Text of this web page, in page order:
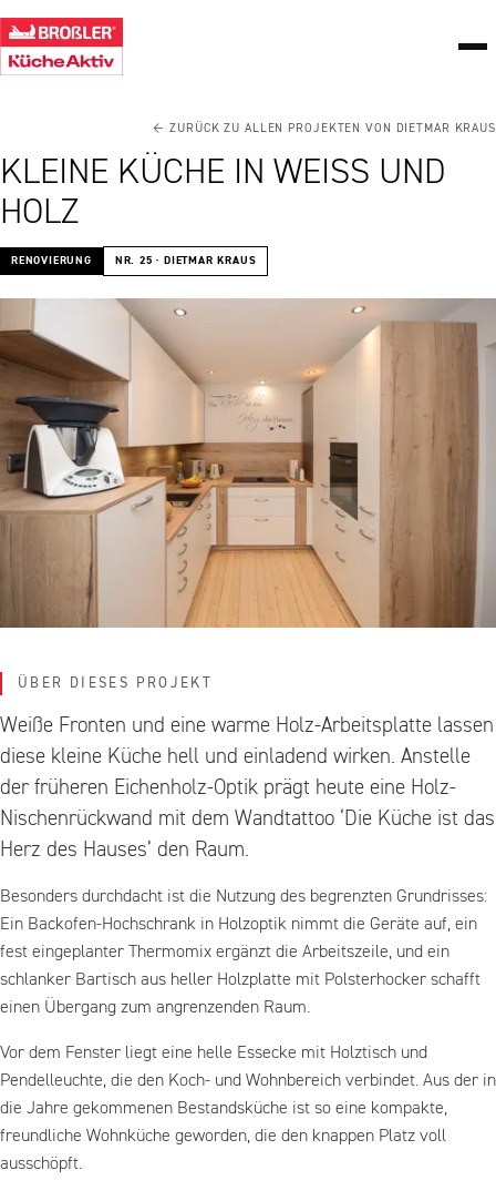
← ZURÜCK ZU ALLEN PROJEKTEN VON DIETMAR KRAUS
KLEINE KÜCHE IN WEISS UND H
OLZ
RENOVIERUNG NR. 25 · DIETMAR KRAUS
ÜBER DIESES PROJEKT
Weiße Fronten und eine warme Holz-Arbeitsplatte lassen
diese kleine Küche hell und einladend wirken. Anstelle
der früheren Eichenholz-Optik prägt heute eine Holz-
Nischenrückwand mit dem Wandtattoo ‘Die Küche ist das
Herz des Hauses’ den Raum.
Besonders durchdacht ist die Nutzung des begrenzten Grundrisses:
Ein Backofen-Hochschrank in Holzoptik nimmt die Geräte auf, ein
fest eingeplanter Thermomix ergänzt die Arbeitszeile, und ein
schlanker Bartisch aus heller Holzplatte mit Polsterhocker schafft
einen Übergang zum angrenzenden Raum.
Vor dem Fenster liegt eine helle Essecke mit Holztisch und
Pendelleuchte, die den Koch- und Wohnbereich verbindet. Aus der in
die Jahre gekommenen Bestandsküche ist so eine kompakte,
freundliche Wohnküche geworden, die den knappen Platz voll
ausschöpft.